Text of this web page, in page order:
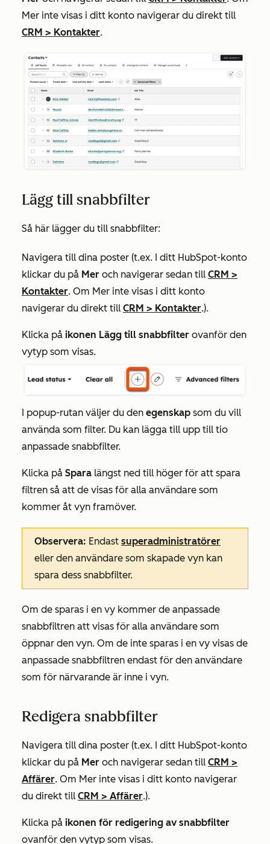
Mer inte visas i ditt konto navigerar du direkt till
CRM > Kontakter.
Lägg till snabbfilter
Så här lägger du till snabbfilter:
Navigera till dina poster (t.ex. I ditt HubSpot-konto
klickar du på Mer och navigerar sedan till CRM >
Kontakter. Om Mer inte visas i ditt konto
navigerar du direkt till CRM > Kontakter.).
Klicka på ikonen Lägg till snabbfilter ovanför den
vytyp som visas.
I popup-rutan väljer du den egenskap som du vill
använda som filter. Du kan lägga till upp till tio
anpassade snabbfilter.
Klicka på Spara längst ned till höger för att spara
filtren så att de visas för alla användare som
kommer åt vyn framöver.
Observera: Endast superadministratörer
eller den användare som skapade vyn kan
spara dess snabbfilter.
Om de sparas i en vy kommer de anpassade
snabbfiltren att visas för alla användare som
öppnar den vyn. Om de inte sparas i en vy visas de
anpassade snabbfiltren endast för den användare
som för närvarande är inne i vyn.
Redigera snabbfilter
Navigera till dina poster (t.ex. I ditt HubSpot-konto
klickar du på Mer och navigerar sedan till CRM >
Affärer. Om Mer inte visas i ditt konto navigerar
du direkt till CRM > Affärer.).
Klicka på ikonen för redigering av snabbfilter
ovanför den vytyp som visas.